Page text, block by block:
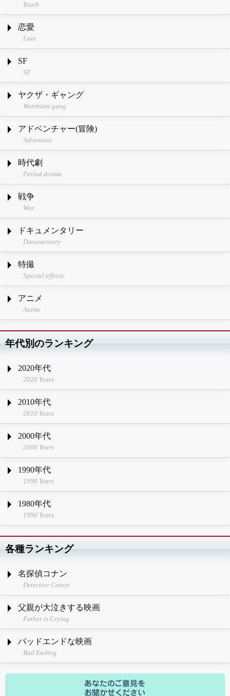
Youth
恋愛
Love
SF
SF
ヤクザ・ギャング
Worthless gang
アドベンチャー(冒険)
Adventure
時代劇
Period drama
戦争
War
ドキュメンタリー
Documentary
特撮
Special effects
アニメ
Anime
年代別のランキング
2020年代
2020 Years
2010年代
2010 Years
2000年代
2000 Years
1990年代
1990 Years
1980年代
1990 Years
各種ランキング
名探偵コナン
Detective Conan
父親が大泣きする映画
Father is Crying
バッドエンドな映画
Bad Ending